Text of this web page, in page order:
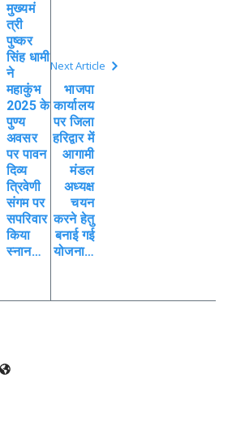
मुख्यमं
त्री
पुष्कर
सिंह धामी
ने
महाकुंभ
2025 के
पुण्य
अवसर
पर पावन
दिव्य
त्रिवेणी
संगम पर
सपरिवार
किया
स्नान…
Next Article
भाजपा
कार्यालय
पर जिला
हरिद्वार में
आगामी
मंडल
अध्यक्ष
चयन
करने हेतु
बनाई गई
योजना…